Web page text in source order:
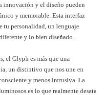
innovación y el diseño pueden
y memorable. Esta interfaz
tu personalidad, un lenguaje
y lo bien diseñado.
el Glyph es más que una
un distintivo que nos une en
y menos intrusiva. La
es lo que realmente desata